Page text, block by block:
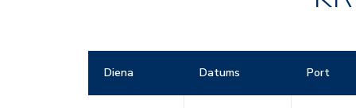
Diena Datums Port